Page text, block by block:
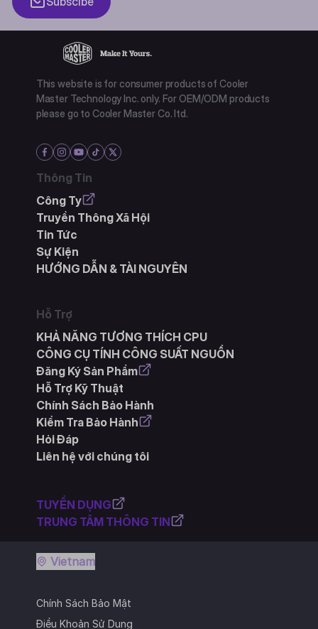
This website is for consumer products of Cooler
Master Technology Inc. only. For OEM/ODM products
please go to Cooler Master Co. ltd.
Thông Tin
Công Ty
Truyền Thông Xã Hội
Tin Tức
Sự Kiện
HƯỚNG DẪN & TÀI NGUYÊN
Hỗ Trợ
KHẢ NĂNG TƯƠNG THÍCH CPU
CÔNG CỤ TÍNH CÔNG SUẤT NGUỒN
Đăng Ký Sản Phẩm
Hỗ Trợ Kỹ Thuật
Chính Sách Bảo Hành
Kiểm Tra Bảo Hành
Hỏi Đáp
Liên hệ với chúng tôi
TUYỂN DỤNG
TRUNG TÂM THÔNG TIN
Chính Sách Bảo Mật
Điều Khoản Sử Dụng
Vietnam